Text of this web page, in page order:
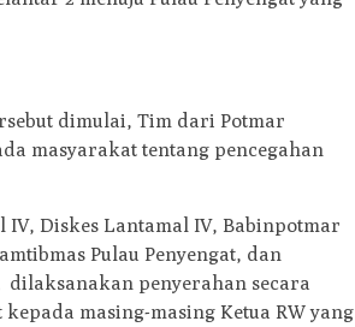
dimulai, Tim dari Potmar
masyarakat tentang pencegahan
Diskes Lantamal IV, Babinpotmar
Pulau Penyengat, dan
penyerahan secara
masing-masing Ketua RW yang